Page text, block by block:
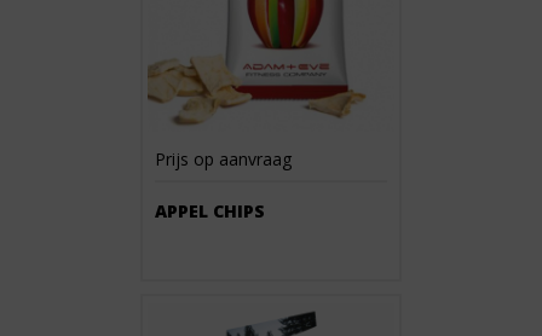
Prijs op aanvraag
APPEL CHIPS